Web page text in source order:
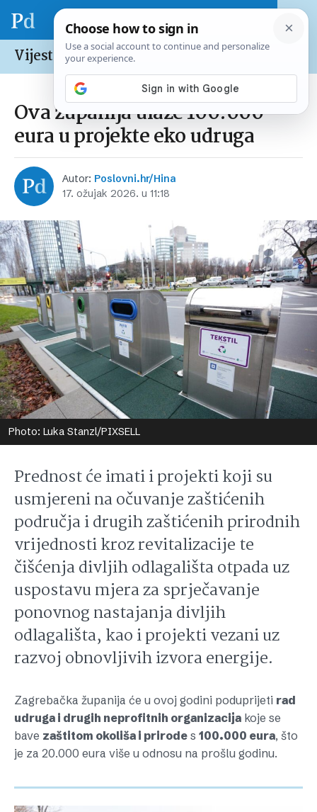
Vijesti /Hrvatska
Ova županija ulaže 100.000
eura u projekte eko udruga
Autor: Poslovni.hr/Hina
17. ožujak 2026. u 11:18
Photo: Luka Stanzl/PIXSELL
Prednost će imati i projekti koji su
usmjereni na očuvanje zaštićenih
područja i drugih zaštićenih prirodnih
vrijednosti kroz revitalizacije te
čišćenja divljih odlagališta otpada uz
uspostavu mjera za sprječavanje
ponovnog nastajanja divljih
odlagališta, kao i projekti vezani uz
razvoj obnovljivih izvora energije.
Zagrebačka županija će u ovoj godini poduprijeti rad
udruga i drugih neprofitnih organizacija koje se
bave zaštitom okoliša i prirode s 100.000 eura, što
je za 20.000 eura više u odnosu na prošlu godinu.